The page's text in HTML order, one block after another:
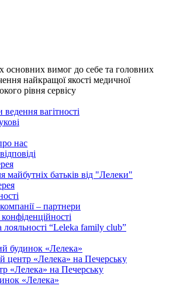
основних вимог до себе та головних
найкращої якості медичної
рівня сервісу
вагітності
нас
майбутніх батьків від "Лелеки"
– партнери
“Leleka family club”
будинок «Лелека»
центр «Лелека» на Печерську
«Лелека» на Печерську
«Лелека»